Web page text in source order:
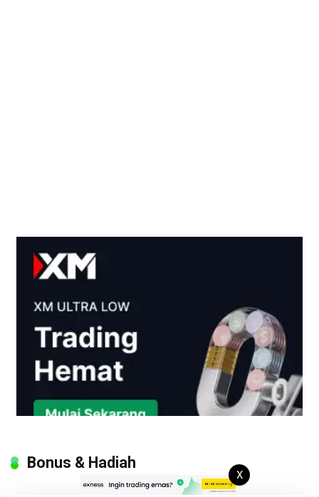
Bonus & Hadiah
X